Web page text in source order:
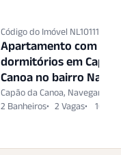
Código do Imóvel NL10111868
Apartamento com 3
dormitórios em Capão
Canoa no bairro
Capão da Canoa, Navegantes
2 Banheiros
2 Vagas 107 m²